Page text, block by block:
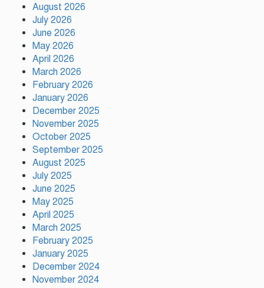
August 2026
July 2026
June 2026
May 2026
April 2026
March 2026
February 2026
January 2026
December 2025
November 2025
October 2025
September 2025
August 2025
July 2025
June 2025
May 2025
April 2025
March 2025
February 2025
January 2025
December 2024
November 2024